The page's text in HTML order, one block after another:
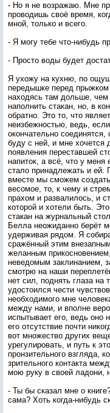
- Но я не возражаю. Мне
проводишь своё время,
мной, только и всего.
- Я могу тебе что-нибудь
- Просто воды будет
Я ухожу на кухню, по
передышке перед прыжком
находясь там дольше, чем
наполнить стакан, но, в
обратно. Это то, что
неизбежностью, ведь,
окончательно
буду с ней, и мне хочется
появления переставшей
напиток, а всё, что у
стало принадлежать и ей.
вместе мы сможем
весомое, то, к чему и
прахом и развалилось, и
которой и хотели быть.
стакан на журнальный
Белла неожиданно берёт
удерживая рядом. Я
сражённый этим
желанным
неведомым заклинанием,
смотрю на наши
нет сил, поднять глаза на
удостоился чести
необходимого мне
между нами, и вполне
испытывает его, ведь оно
его отсутствие почти
вот множество других
урегулировать, и путь к
пронзительного взгляда,
зрительного контакта
мою руку в своей ладони,
- Ты бы сказал мне о
сама? Хоть когда-нибудь